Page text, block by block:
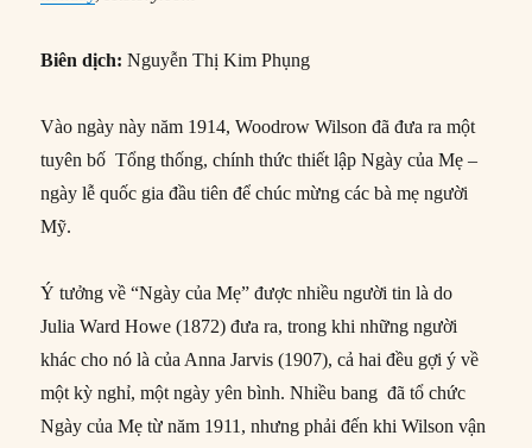
Biên dịch: Nguyễn Thị Kim Phụng
Vào ngày này năm 1914, Woodrow Wilson đã đưa ra một
tuyên bố Tổng thống, chính thức thiết lập Ngày của Mẹ –
ngày lễ quốc gia đầu tiên để chúc mừng các bà mẹ người
Mỹ.
Ý tưởng về “Ngày của Mẹ” được nhiều người tin là do
Julia Ward Howe (1872) đưa ra, trong khi những người
khác cho nó là của Anna Jarvis (1907), cả hai đều gợi ý về
một kỳ nghỉ, một ngày yên bình. Nhiều bang đã tổ chức
Ngày của Mẹ từ năm 1911, nhưng phải đến khi Wilson vận